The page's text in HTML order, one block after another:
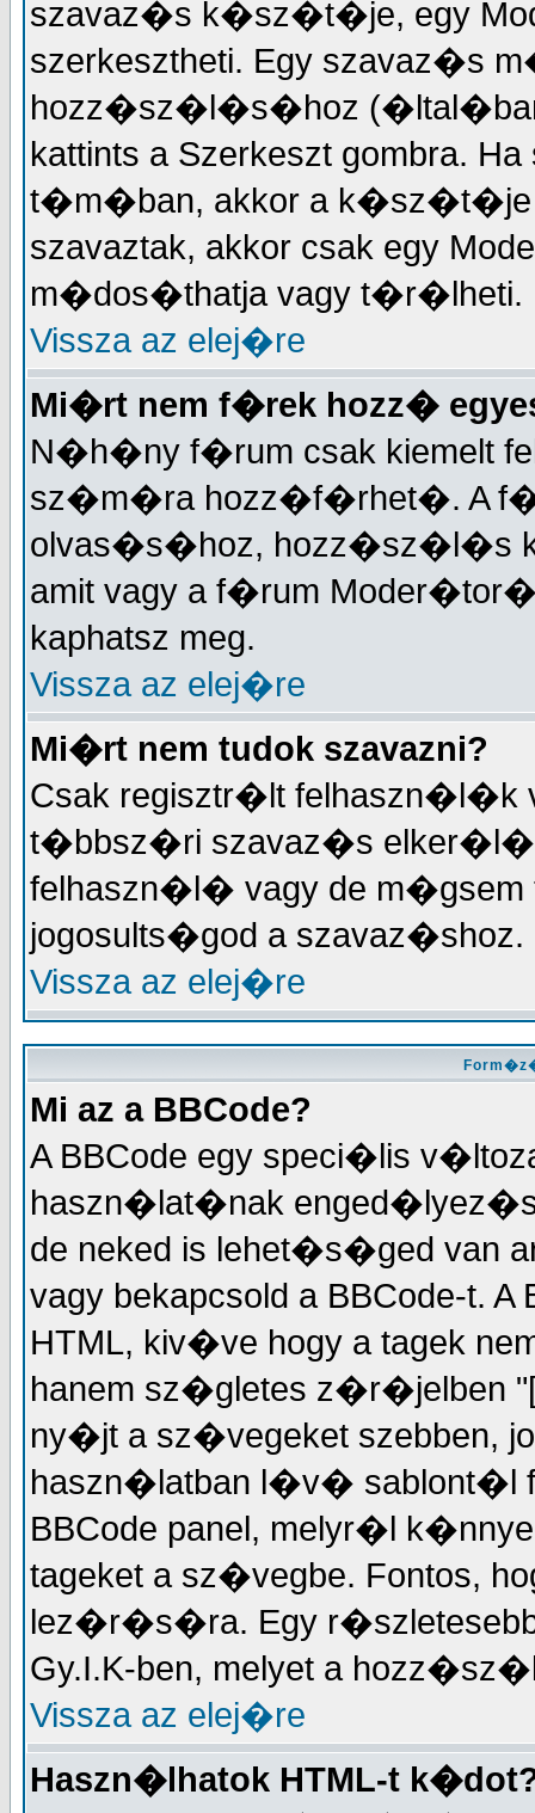
szavaz�s k�sz�t�je, egy
szerkesztheti. Egy szavaz�s
hozz�sz�l�s�hoz
kattints a Szerkeszt gombra.
t�m�ban, akkor a
szavaztak, akkor csak egy
m�dos�thatja vagy t�r�lheti.
Vissza az elej�re
Mi�rt nem f�rek hozz�
N�h�ny f�rum csak kiemelt
sz�m�ra hozz�f�rhet�. A
olvas�s�hoz, hozz�sz�l�s
amit vagy a f�rum
kaphatsz meg.
Vissza az elej�re
Mi�rt nem tudok szavazni?
Csak regisztr�lt felhaszn�l�k
t�bbsz�ri szavaz�s
felhaszn�l� vagy de m�gsem
jogosults�god a szavaz�shoz.
Vissza az elej�re
Mi az a BBCode?
A BBCode egy speci�lis
haszn�lat�nak
de neked is lehet�s�ged van
vagy bekapcsold a BBCode-t.
HTML, kiv�ve hogy a tagek
hanem sz�gletes z�r�jelben
ny�jt a sz�vegeket szebben,
haszn�latban l�v� sablont�l
BBCode panel, melyr�l
tageket a sz�vegbe. Fontos,
lez�r�s�ra. Egy
Gy.I.K-ben, melyet a
Vissza az elej�re
Haszn�lhatok HTML-t